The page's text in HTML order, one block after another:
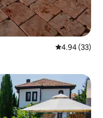
Calificación
4.94 (33)